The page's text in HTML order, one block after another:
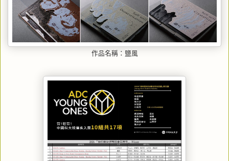
作品名稱：鹽風